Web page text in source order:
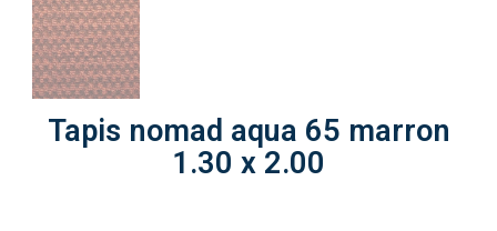
Tapis nomad aqua 65 marron
1.30 x 2.00